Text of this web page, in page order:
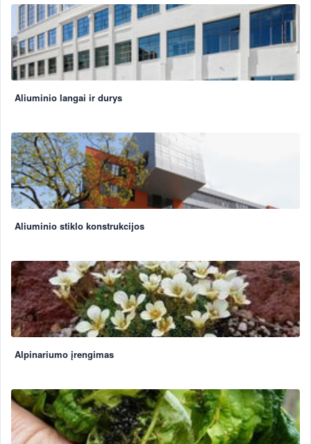
Aliuminio langai ir durys
Aliuminio stiklo konstrukcijos
Alpinariumo įrengimas